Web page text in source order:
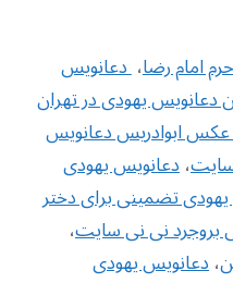
امام رضا،‌ دعانویس
دعانویس یهودی در تهران
ابوادریس دعانویس
،دعانویس یهودی
تضمینی برای دختر
بروجرد نی نی سایت،
،دعانویس یهودی